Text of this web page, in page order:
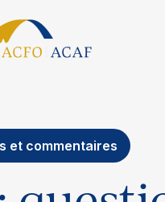
et commentaires